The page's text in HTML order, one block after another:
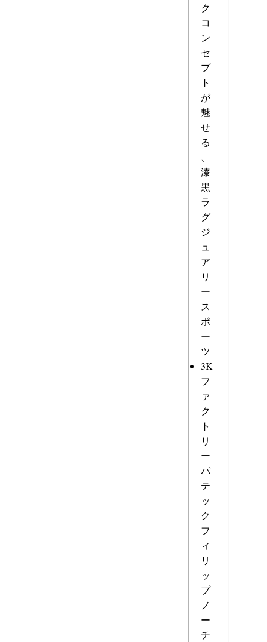
ク
コ
ン
セ
プ
ト
が
魅
せ
る
漆
黒
ラ
グ
ジ
ュ
ア
リ
ー
ス
ポ
ー
ツ
3K
フ
ァ
ク
ト
リ
ー
パ
テ
ッ
ク
フ
ィ
リ
ッ
プ
ノ
ー
チ